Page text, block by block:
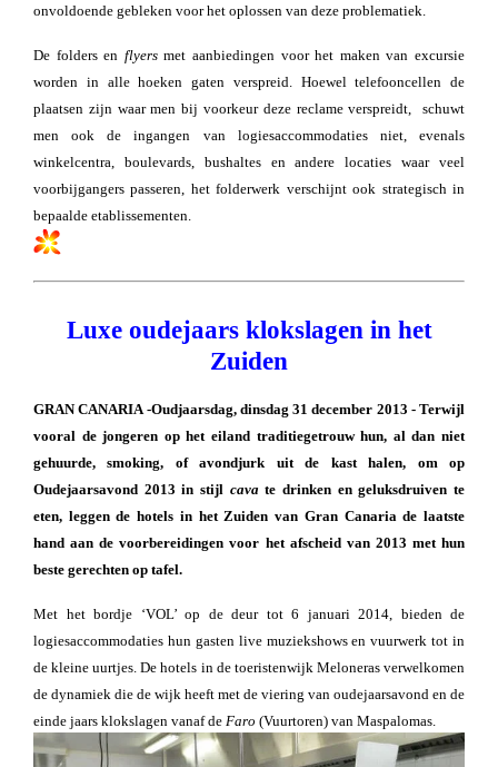
onvoldoende gebleken voor het oplossen van deze problematiek.
De folders en flyersmet aanbiedingen voor het maken van excursie
worden in alle hoeken gaten verspreid. Hoewel telefooncellen de
plaatsen zijn waar men bij voorkeur deze reclame verspreidt, schuwt
men ook de ingangen van logiesaccommodaties niet, evenals
winkelcentra, boulevards, bushaltes en andere locaties waar veel
voorbijgangers passeren, het folderwerk verschijnt ook strategisch in
bepaalde etablissementen.
Luxe oudejaars klokslagen in het
Zuiden
GRAN CANARIA -Oudjaarsdag, dinsdag 31 december 2013 - Terwijl
vooral de jongeren op het eiland traditiegetrouw hun, al dan niet
gehuurde, smoking, of avondjurk uit de kast halen, om op
Oudejaarsavond 2013 in stijl cavate drinken en geluksdruiven te
eten, leggen de hotels in het Zuiden van Gran Canaria de laatste
hand aan de voorbereidingen voor het afscheid van 2013 met hun
beste gerechten op tafel.
Met het bordje ‘VOL’ op de deur tot 6 januari 2014, bieden de
logiesaccommodaties hun gasten live muziekshows en vuurwerk tot in
de kleine uurtjes. De hotels in de toeristenwijk Meloneras verwelkomen
de dynamiek die de wijk heeft met de viering van oudejaarsavond en de
einde jaars klokslagen vanaf de Faro (Vuurtoren) van Maspalomas.